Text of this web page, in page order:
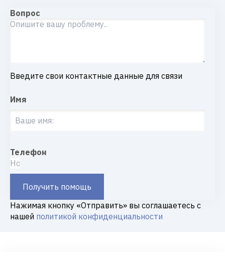
Вопрос
Введите свои контактные данные для связи
Имя
Телефон
Получить помощь
Нажимая кнопку «Отправить» вы соглашаетесь с
нашей политикой конфиденциальности